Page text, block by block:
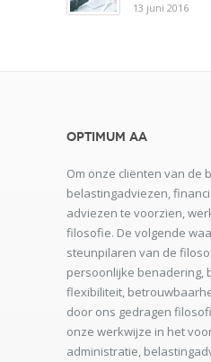
13 juni 2016
Optimum AA
Om onze cliënten van de
belastingadviezen,
adviezen te voorzien,
filosofie. De volgende
steunpilaren van de
persoonlijke benadering,
flexibiliteit,
door ons gedragen
onze werkwijze in het
administratie,